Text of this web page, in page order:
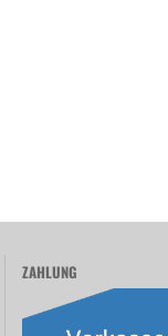
ZAHLUNG